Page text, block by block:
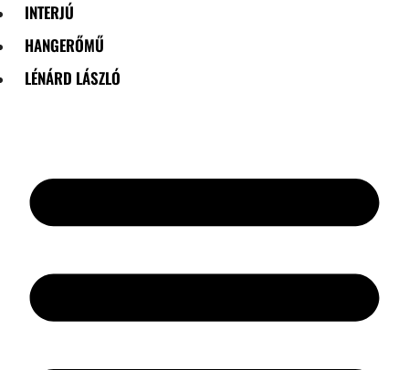
INTERJÚ
HANGERŐMŰ
LÉNÁRD LÁSZLÓ